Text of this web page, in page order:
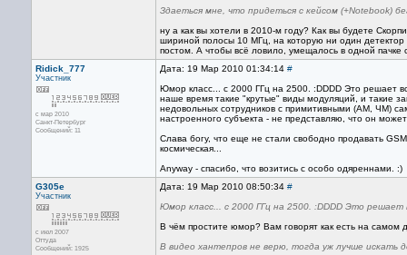
Здаеться мне, что придеться с кейсом (+Notebook)
ну а как вы хотели в 2010-м году? Как вы будете
шириной полосы 10 МГц, на которую ни один детектор
постом. А чтобы всё ловило, умещалось в одной
Ridick_777
Участник
с мар 2010
Санкт-Петербург
Сообщений: 11
Дата: 19 Мар 2010 01:34:14 #
Юмор класс... с 2000 ГГц на 2500. :DDDD Это решает
наше время такие "крутые" виды модуляций, и такие
недовольных сотрудников с примитивными (АМ, ЧМ)
настроенного субъекта - не представляю, что он
Слава богу, что еще не стали свободно продавать
космическая...
Anyway - спасибо, что возитись с особо одяреннами. :)
G305e
Участник
с июл 2007
Оттуда
Сообщений: 1925
Дата: 19 Мар 2010 08:50:34 #
Юмор класс... с 2000 ГГц на 2500. :DDDD Это решает
В чём простите юмор? Вам говорят как есть на самом
В видео хантепров не верю, тогда уж лучше искать